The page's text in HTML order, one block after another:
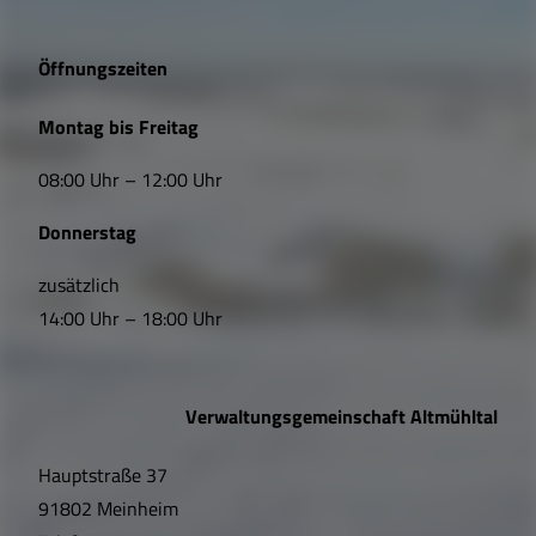
e
L
n
k
s
f
Öffnungszeiten
Montag bis Freitag
08:00 Uhr – 12:00 Uhr
Donnerstag
zusätzlich
14:00 Uhr – 18:00 Uhr
Verwaltungsgemeinschaft Altmühltal
Hauptstraße 37
91802 Meinheim